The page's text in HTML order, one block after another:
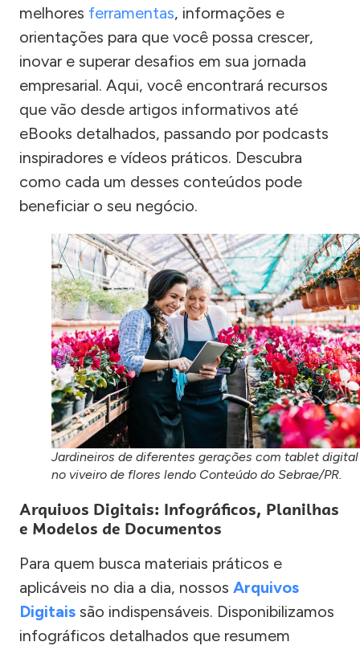
melhores ferramentas, informações e
orientações para que você possa crescer,
inovar e superar desafios em sua jornada
empresarial. Aqui, você encontrará recursos
que vão desde artigos informativos até
eBooks detalhados, passando por podcasts
inspiradores e vídeos práticos. Descubra
como cada um desses conteúdos pode
beneficiar o seu negócio.
Jardineiros de diferentes gerações com tablet digital
no viveiro de flores lendo Conteúdo do Sebrae/PR.
Arquivos Digitais: Infográficos, Planilhas
e Modelos de Documentos
Para quem busca materiais práticos e
aplicáveis no dia a dia, nossos Arquivos
Digitais são indispensáveis. Disponibilizamos
infográficos detalhados que resumem